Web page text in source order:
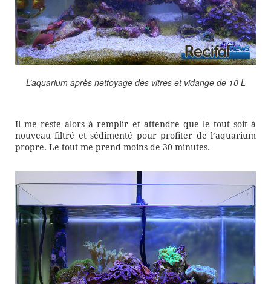
L’aquarium après nettoyage des vitres et vidange de 10 L
Il me reste alors à remplir et attendre que le tout soit à
nouveau filtré et sédimenté pour profiter de l’aquarium
propre. Le tout me prend moins de 30 minutes.